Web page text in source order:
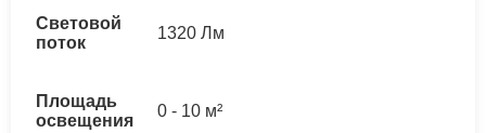
Световой
поток
1320 Лм
Площадь
освещения
0 - 10 м²